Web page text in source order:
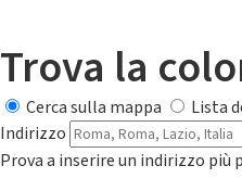
Trova la
Cerca sulla mappa
Lista
Indirizzo
Prova a inserire un indirizzo più